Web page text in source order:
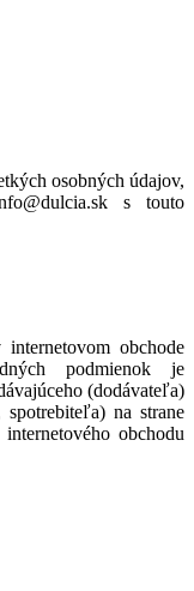
osobných údajov,
s touto
obchode
podmienok je
(dodávateľa)
na strane
obchodu